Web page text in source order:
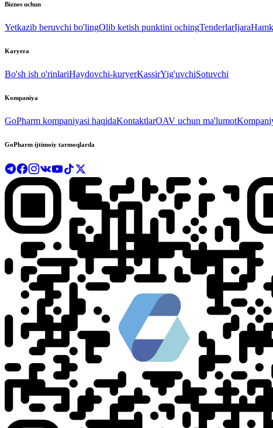
Biznes uchun
Yetkazib beruvchi bo'lingOlib ketish punktini ochingTenderlarIjara
Karyera
Bo'sh ish o'rinlariHaydovchi-kuryerKassirYig'uvchiSotuvchi
Kompaniya
GoPharm kompaniyasi haqidaKontaktlarOAV uchun ma'lumot
GoPharm ijtimoiy tarmoqlarda